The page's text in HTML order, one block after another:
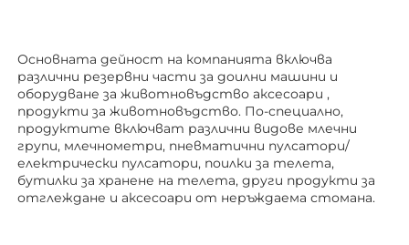
Основната дейност на компанията включва
различни резервни части за доилни машини и
оборудване за животновъдство аксесоари ,
продукти за животновъдство. По-специално,
продуктите включват различни видове млечни
групи, млечнометри, пневматични пулсатори/
електрически пулсатори, поилки за телета,
бутилки за хранене на телета, други продукти за
отглеждане и аксесоари от неръждаема стомана.